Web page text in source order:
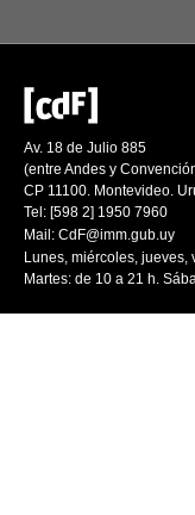
Av. 18 de Julio 885
(entre Andes y
CP 11100. Montevideo.
Tel: [598 2] 1950 7960
Mail: CdF@imm.gub.uy
Lunes, miércoles, jueves,
Martes: de 10 a 21 h.